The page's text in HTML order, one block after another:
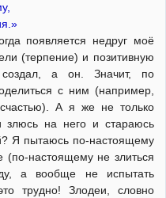
появляется недруг моё
(терпение) и позитивную
а он. Значит, по
с ним (например,
А я же не только
на него и стараюсь
Я пытаюсь по-настоящему
(по-настоящему не злиться
а вообще не испытать
трудно! Злодеи, словно